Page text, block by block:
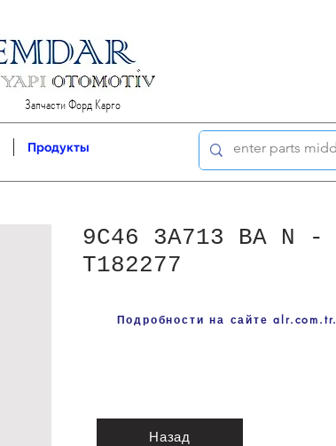
Запчасти Форд Карго
Продукты
9C46 3A713 BA N -
T182277
Назад
Подробности на сайте alr.com.tr.